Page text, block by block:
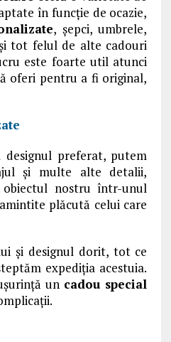
în funcție de ocazie,
, șepci, umbrele,
tot felul de alte cadouri
este foarte util atunci
oferi pentru a fi original,
designul preferat, putem
și multe alte detalii,
nostru într-unul
plăcută celui care
și designul dorit, tot ce
expediţia acestuia.
un cadou special